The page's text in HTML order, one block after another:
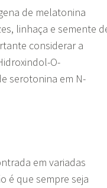
de melatonina
linhaça e semente
considerar a
O-
serotonina em N-
em variadas
é que sempre seja